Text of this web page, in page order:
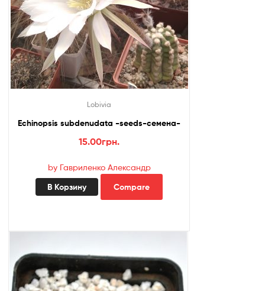
Lobivia
Echinopsis subdenudata -seeds-семена-
15.00грн.
by Гавриленко Александр
В Корзину Compare